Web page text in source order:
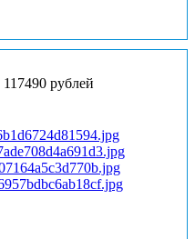
117490 рублей